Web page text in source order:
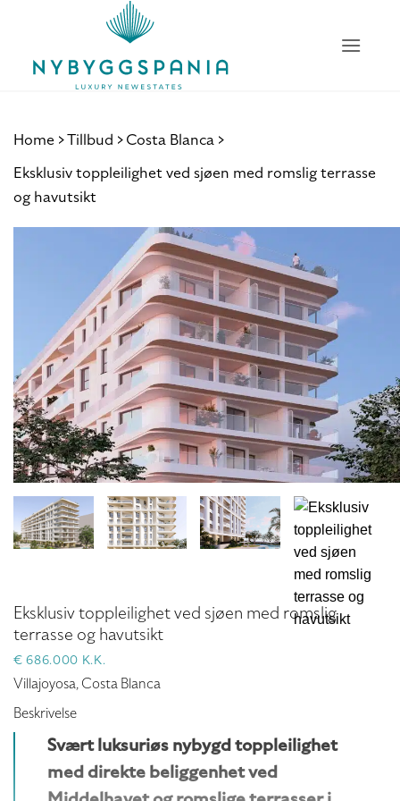
Home Tillbud
Costa Blanca
Eksklusiv toppleilighet ved sjøen med romslig terrasse
og havutsikt
Eksklusiv toppleilighet ved sjøen med romslig
terrasse og havutsikt
€ 686.000 K.K.
Villajoyosa, Costa Blanca
Beskrivelse
Svært luksuriøs nybygd toppleilighet
med direkte beliggenhet ved